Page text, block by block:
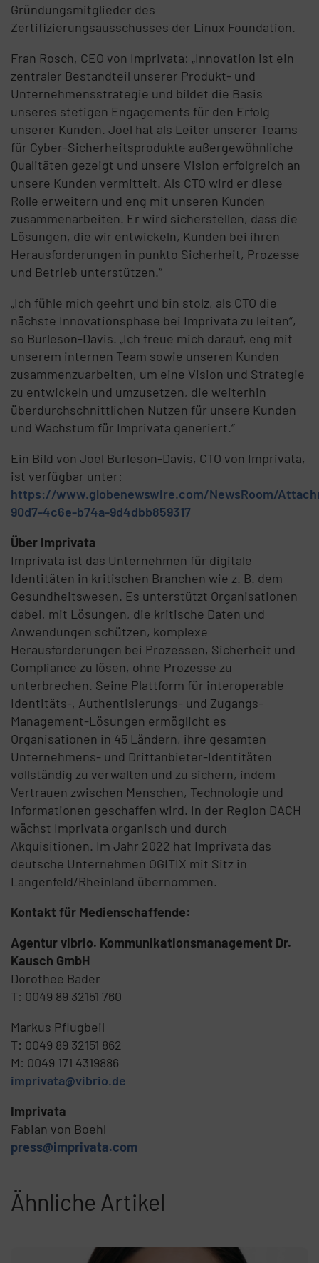
Gründungsmitglieder des
Zertifizierungsausschusses der Linux Foundation.
Fran Rosch, CEO von Imprivata: „Innovation ist ein
zentraler Bestandteil unserer Produkt- und
Unternehmensstrategie und bildet die Basis
unseres stetigen Engagements für den Erfolg
unserer Kunden. Joel hat als Leiter unserer Teams
für Cyber-Sicherheitsprodukte außergewöhnliche
Qualitäten gezeigt und unsere Vision erfolgreich an
unsere Kunden vermittelt. Als CTO wird er diese
Rolle erweitern und eng mit unseren Kunden
zusammenarbeiten. Er wird sicherstellen, dass die
Lösungen, die wir entwickeln, Kunden bei ihren
Herausforderungen in punkto Sicherheit, Prozesse
und Betrieb unterstützen.“
„Ich fühle mich geehrt und bin stolz, als CTO die
nächste Innovationsphase bei Imprivata zu leiten“,
so Burleson-Davis. „Ich freue mich darauf, eng mit
unserem internen Team sowie unseren Kunden
zusammenzuarbeiten, um eine Vision und Strategie
zu entwickeln und umzusetzen, die weiterhin
überdurchschnittlichen Nutzen für unsere Kunden
und Wachstum für Imprivata generiert.“
Ein Bild von Joel Burleson-Davis, CTO von Imprivata,
ist verfügbar unter:
https://www.globenewswire.com/NewsRoom/
90d7-4c6e-b74a-9d4dbb859317
Über Imprivata
Imprivata ist das Unternehmen für digitale
Identitäten in kritischen Branchen wie z. B. dem
Gesundheitswesen. Es unterstützt Organisationen
dabei, mit Lösungen, die kritische Daten und
Anwendungen schützen, komplexe
Herausforderungen bei Prozessen, Sicherheit und
Compliance zu lösen, ohne Prozesse zu
unterbrechen. Seine Plattform für interoperable
Identitäts-, Authentisierungs- und Zugangs-
Management-Lösungen ermöglicht es
Organisationen in 45 Ländern, ihre gesamten
Unternehmens- und Drittanbieter-Identitäten
vollständig zu verwalten und zu sichern, indem
Vertrauen zwischen Menschen, Technologie und
Informationen geschaffen wird. In der Region DACH
wächst Imprivata organisch und durch
Akquisitionen. Im Jahr 2022 hat Imprivata das
deutsche Unternehmen OGITIX mit Sitz in
Langenfeld/Rheinland übernommen.
Kontakt für Medienschaffende:
Agentur vibrio. Kommunikationsmanagement Dr.
Kausch GmbH
Dorothee Bader
T: 0049 89 32151 760
Markus Pflugbeil
T: 0049 89 32151 862
M: 0049 171 4319886
imprivata@vibrio.de
Imprivata
Fabian von Boehl
press@imprivata.com
Ähnliche Artikel